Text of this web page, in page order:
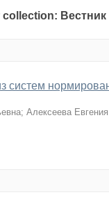
систем
; Алексеева